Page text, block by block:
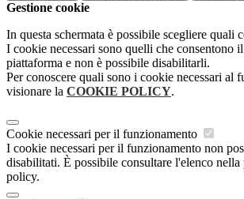
Gestione cookie
In questa schermata è possibile scegliere quali
I cookie necessari sono quelli che consentono
piattaforma e non è possibile disabilitarli.
Per conoscere quali sono i cookie necessari al
visionare la COOKIE POLICY.
Cookie necessari per il funzionamento
I cookie necessari per il funzionamento non
disabilitati. È possibile consultare l'elenco
policy.